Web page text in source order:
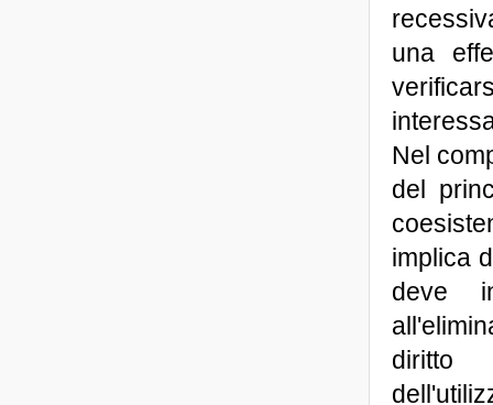
una
Nel
del
implica
deve
diritto